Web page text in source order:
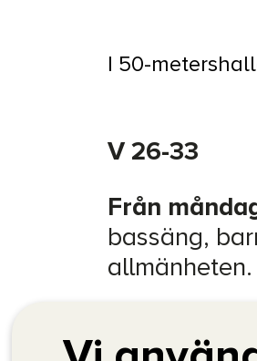
I 50-
V 26-33
Från
bassäng,
allmänheten.